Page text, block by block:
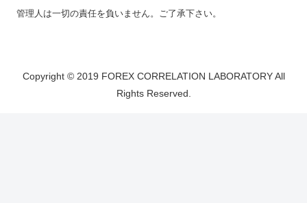
管理人は一切の責任を負いません。ご了承下さい。
Copyright © 2019 FOREX CORRELATION LABORATORY All
Rights Reserved.